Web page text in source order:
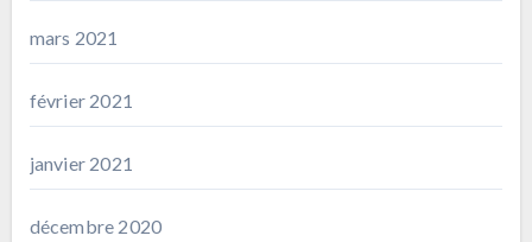
mars 2021
février 2021
janvier 2021
décembre 2020